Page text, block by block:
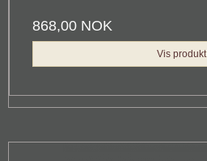
868,00 NOK
Vis produkt